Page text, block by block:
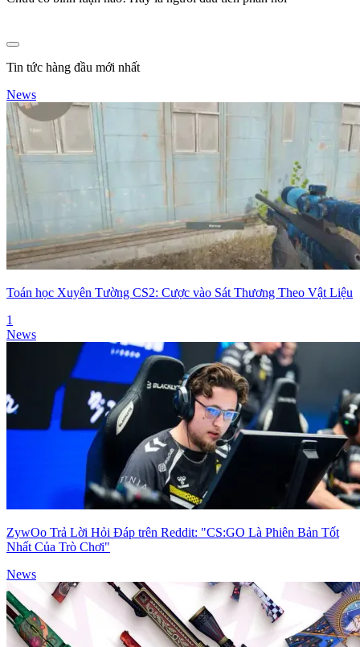
Tin tức hàng đầu mới nhất
News
Toán học Xuyên Tường CS2: Cược vào Sát Thương Theo Vật Liệu
1
News
ZywOo Trả Lời Hỏi Đáp trên Reddit: "CS:GO Là Phiên Bản Tốt
Nhất Của Trò Chơi"
News